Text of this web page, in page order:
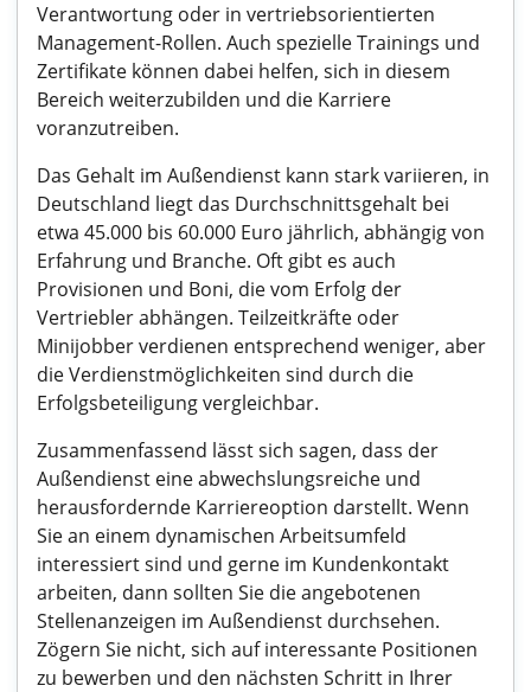
Verantwortung oder in vertriebsorientierten
Management-Rollen. Auch spezielle Trainings und
Zertifikate können dabei helfen, sich in diesem
Bereich weiterzubilden und die Karriere
voranzutreiben.
Das Gehalt im Außendienst kann stark variieren, in
Deutschland liegt das Durchschnittsgehalt bei
etwa 45.000 bis 60.000 Euro jährlich, abhängig von
Erfahrung und Branche. Oft gibt es auch
Provisionen und Boni, die vom Erfolg der
Vertriebler abhängen. Teilzeitkräfte oder
Minijobber verdienen entsprechend weniger, aber
die Verdienstmöglichkeiten sind durch die
Erfolgsbeteiligung vergleichbar.
Zusammenfassend lässt sich sagen, dass der
Außendienst eine abwechslungsreiche und
herausfordernde Karriereoption darstellt. Wenn
Sie an einem dynamischen Arbeitsumfeld
interessiert sind und gerne im Kundenkontakt
arbeiten, dann sollten Sie die angebotenen
Stellenanzeigen im Außendienst durchsehen.
Zögern Sie nicht, sich auf interessante Positionen
zu bewerben und den nächsten Schritt in Ihrer